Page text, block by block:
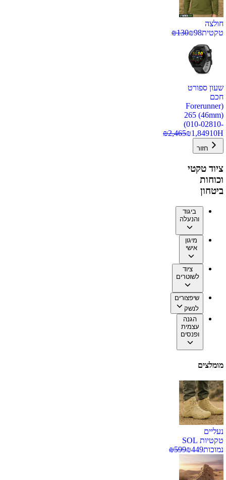
חולצה
טקטית
₪98
₪130
שעון ספורט
חכם
(Forerunner
265 (46mm)
(010-02810-
10H
₪1,849
₪2,465
חזור
ציוד טקטי
וכוחות
ביטחון
ביגוד
והנעלה
מיגון
אישי
ציוד
לשוטרים
שיפצורים
לנשק
הגנה
עצמית
ופנסים
מומלצים
נעליים
טקטיות SOL
נמוכות
₪449
₪599